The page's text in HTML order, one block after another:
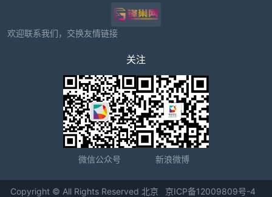
欢迎联系我们，交换友情链接
关注
微信公众号 新浪微博
Copyright © All Rights Reserved 北京 京ICP备12009809号-4